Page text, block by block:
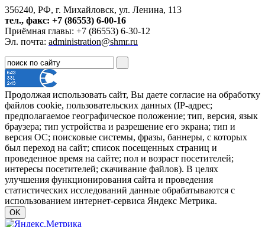
356240, РФ, г. Михайловск, ул. Ленина, 113
тел., факс: +7 (86553) 6-00-16
Приёмная главы: +7 (86553) 6-30-12
Эл. почта: administration@shmr.ru
Продолжая использовать сайт, Вы даете согласие на обработку
файлов cookie, пользовательских данных (IP-адрес;
предполагаемое географическое положение; тип, версия, язык
браузера; тип устройства и разрешение его экрана; тип и
версия ОС; поисковые системы, фразы, баннеры, с которых
был переход на сайт; список посещенных страниц и
проведенное время на сайте; пол и возраст посетителей;
интересы посетителей; скачивание файлов). В целях
улучшения функционирования сайта и проведения
статистических исследований данные обрабатываются с
использованием интернет-сервиса Яндекс Метрика.
OK